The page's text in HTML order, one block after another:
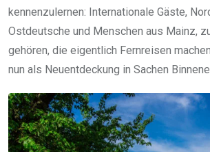
kennenzulernen: Internationale Gäste,
Ostdeutsche und Menschen aus Mainz,
gehören, die eigentlich Fernreisen
nun als Neuentdeckung in Sachen